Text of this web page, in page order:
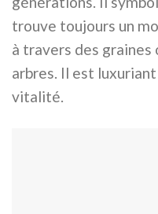
trouve toujours un
à travers des graines
arbres. Il est
vitalité.